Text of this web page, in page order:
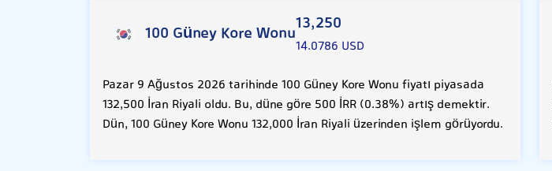
100 Güney Kore Wonu13,250
14.0786 USD
Pazar 9 Ağustos 2026 tarihinde 100 Güney Kore Wonu fiyatı piyasada
132,500 İran Riyali oldu. Bu, düne göre 500 İRR (0.38%) artış demektir.
Dün, 100 Güney Kore Wonu 132,000 İran Riyali üzerinden işlem görüyordu.